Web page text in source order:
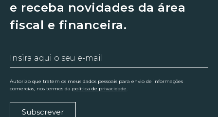
e receba novidades da área
fiscal e financeira.
Autorizo que tratem os meus dados pessoais para envio de informações
comercias, nos termos da política de privacidade.
Subscrever